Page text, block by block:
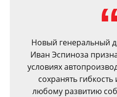
Новый генеральный
Иван Эспиноза
условиях
сохранять
любому развитию